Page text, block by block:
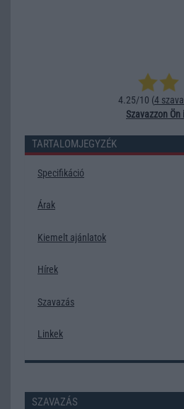
4.25/10 (4
Szavazzon Ön
TARTALOMJEGYZÉK
Specifikáció
Árak
Kiemelt ajánlatok
Hírek
Szavazás
Linkek
SZAVAZÁS